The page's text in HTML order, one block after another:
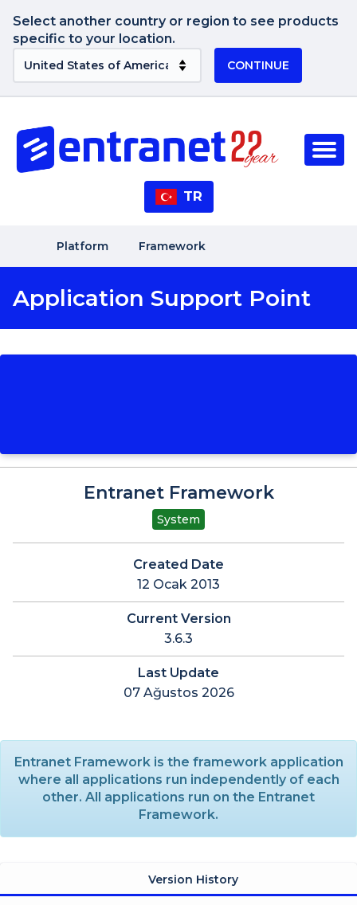
Select another country or region to see products
specific to your location.
CONTINUE
TR
Platform Framework
Application Support Point
Entranet Framework
System
Created Date
12 Ocak 2013
Current Version
3.6.3
Last Update
07 Ağustos 2026
Entranet Framework is the framework application
where all applications run independently of each
other. All applications run on the Entranet
Framework.
Version History